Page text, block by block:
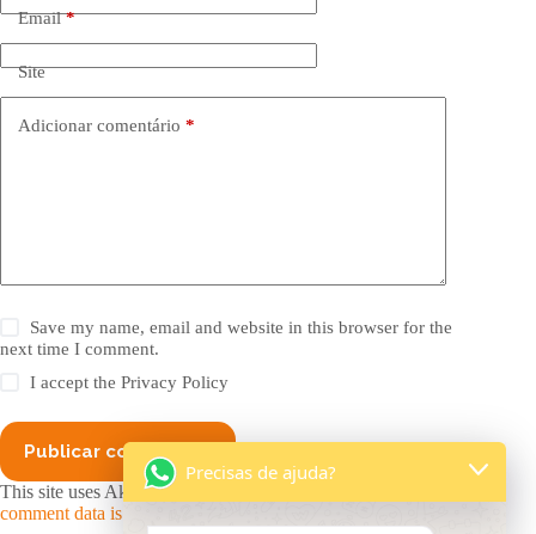
Email*
Site
Adicionar comentário *
Save my name, email and website in this browser for the
next time I comment.
I accept thePrivacy Policy
Publicar comentário
This site uses Akismet to reduce spam.
comment data is processed.
Precisas de ajuda?